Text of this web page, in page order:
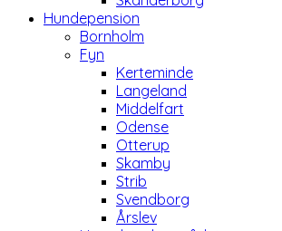
Hundepension
Bornholm
Fyn
Kerteminde
Langeland
Middelfart
Odense
Otterup
Skamby
Strib
Svendborg
Årslev